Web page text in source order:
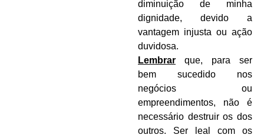
diminuição de minha
dignidade, devido a
vantagem injusta ou ação
duvidosa.
Lembrar que, para ser
bem sucedido nos
negócios ou
empreendimentos, não é
necessário destruir os dos
outros. Ser leal com os